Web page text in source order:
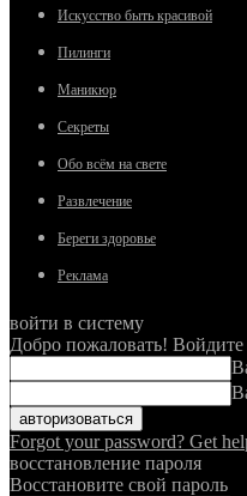
Искусство быть красивой
Пилинги
Маникюр
Секреты
Обо всём на свете
Развлечение
Береги здоровье
Реклама
войти в систему
Добро пожаловать!
Forgot your password? Get
восстановление пароля
Восстановите свой пароль